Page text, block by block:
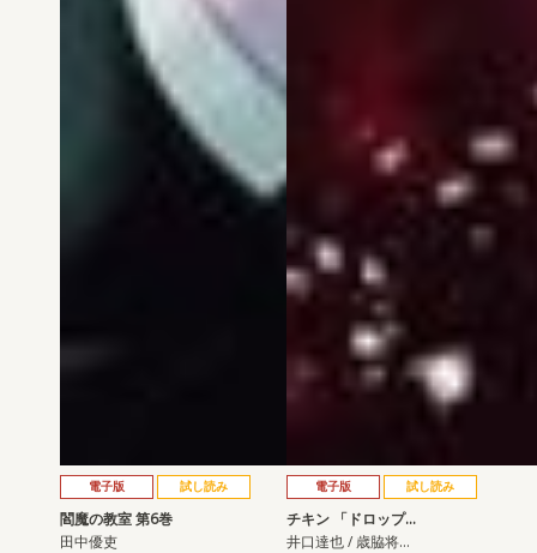
電子版 試し読み
閻魔の教室 第6巻
田中優吏
電子版 試し読み
チキン 「ドロップ…
井口達也 / 歳脇将…